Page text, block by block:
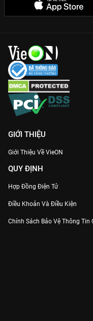
GIỚI THIỆU
Giới Thiệu Về VieON
QUY ĐỊNH
Hợp Đồng Điện Tử
Điều Khoản Và Điều Kiện
Chính Sách Bảo Vệ Thông Tin